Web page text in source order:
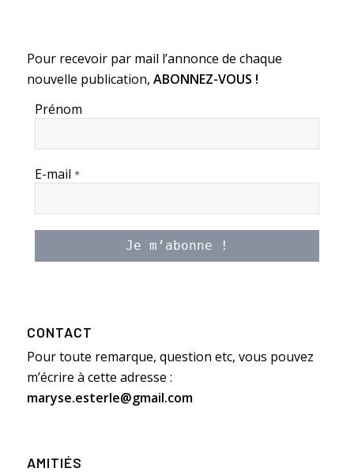
Pour recevoir par mail l’annonce de chaque
nouvelle publication, ABONNEZ-VOUS !
Prénom
E-mail *
CONTACT
Pour toute remarque, question etc, vous pouvez
m’écrire à cette adresse :
maryse.esterle@gmail.com
AMITIÉS